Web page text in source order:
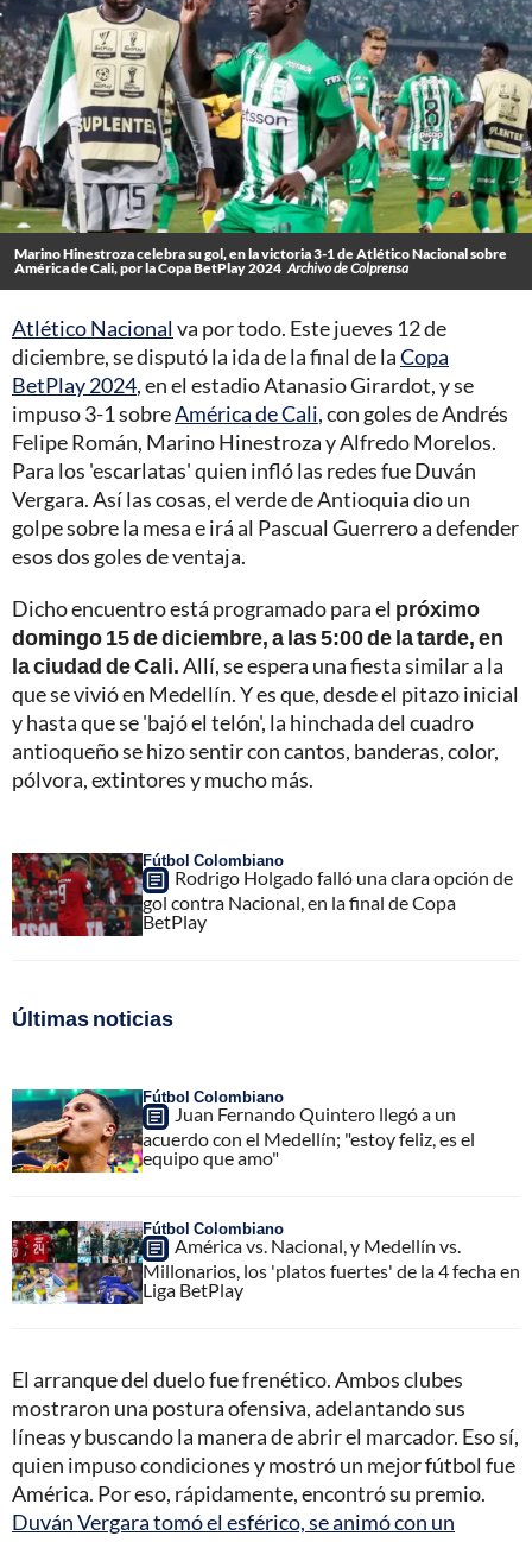
Marino Hinestroza celebra su gol, en la victoria 3-1 de Atlético Nacional sobre
América de Cali, por la Copa BetPlay 2024 Archivo de Colprensa
Atlético Nacionalva por todo. Este jueves 12 de
diciembre, se disputó la ida de la final de laCopa
BetPlay 2024, en el estadio Atanasio Girardot, y se
impuso 3-1 sobreAmérica de Cali, con goles de Andrés
Felipe Román, Marino Hinestroza y Alfredo Morelos.
Para los 'escarlatas' quien infló las redes fue Duván
Vergara. Así las cosas, el verde de Antioquia dio un
golpe sobre la mesa e irá al Pascual Guerrero a defender
esos dos goles de ventaja.
Dicho encuentro está programado para el próximo
domingo 15 de diciembre, a las 5:00 de la tarde, en
la ciudad de Cali.Allí, se espera una fiesta similar a la
que se vivió en Medellín. Y es que, desde el pitazo inicial
y hasta que se 'bajó el telón', la hinchada del cuadro
antioqueño se hizo sentir con cantos, banderas, color,
pólvora, extintores y mucho más.
Fútbol Colombiano
Rodrigo Holgado falló una clara opción de
gol contra Nacional, en la final de Copa
BetPlay
Últimas noticias
Fútbol Colombiano
Juan Fernando Quintero llegó a un
acuerdo con el Medellín; "estoy feliz, es el
equipo que amo"
Fútbol Colombiano
América vs. Nacional, y Medellín vs.
Millonarios, los 'platos fuertes' de la 4 fecha en
Liga BetPlay
El arranque del duelo fue frenético. Ambos clubes
mostraron una postura ofensiva, adelantando sus
líneas y buscando la manera de abrir el marcador. Eso sí,
quien impuso condiciones y mostró un mejor fútbol fue
América. Por eso, rápidamente, encontró su premio.
Duván Vergara tomó el esférico, se animó con un